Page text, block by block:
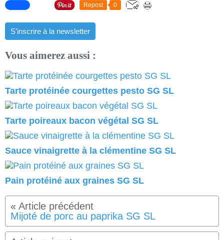
Repost 0
S'inscrire à la newsletter
Vous aimerez aussi :
Tarte protéinée courgettes pesto SG SL
Tarte poireaux bacon végétal SG SL
Sauce vinaigrette à la clémentine SG SL
Pain protéiné aux graines SG SL
Mijoté de porc au paprika SG SL